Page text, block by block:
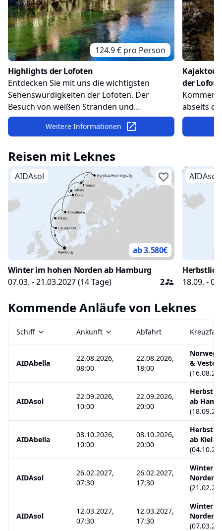
124.9€ pro Person
Highlights der Lofoten
Entdecken Sie mit uns die wichtigsten
Sehenswürdigkeiten der Lofoten. Der
Besuch von weißen Stränden und
traditionellen Fischerdörfern, umgeben von
schroffen Bergen und unglaublichen
Weitere Informationen
Kajaktour
der
Kommen
abseits
Fjorde
Kajak
Reisen mit Leknes
AIDAsol
ab 3.580€
Winter im hohen Norden ab Hamburg
07.03. - 21.03.2027(14Tage) 2
AIDAsol
18.09. -
Kommende Anläufe von Leknes
Schiff Ankunft Abfahrt
AIDAbella
22.08.2026,
08:00
22.08.2026,
18:00
&
(
AIDAsol
22.09.2026,
10:00
22.09.2026,
20:00
ab
(
AIDAbella
08.10.2026,
10:00
08.10.2026,
20:00
ab Kiel
(
AIDAsol
26.02.2027,
07:30
26.02.2027,
17:30
Winter
Norden
(
AIDAsol
12.03.2027,
07:30
12.03.2027,
17:30
Winter
Norden
(